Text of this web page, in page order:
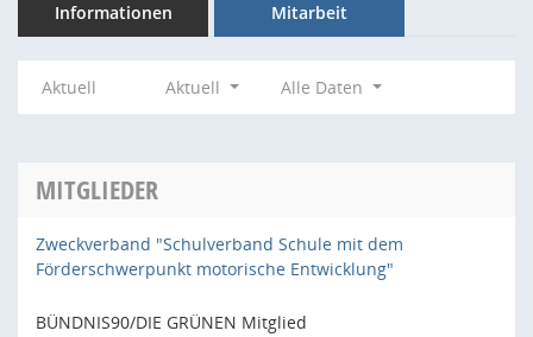
Informationen Mitarbeit
Aktuell Aktuell Alle Daten
MITGLIEDER
Zweckverband "Schulverband Schule mit dem
Förderschwerpunkt motorische Entwicklung"
BÜNDNIS90/DIE GRÜNEN Mitglied